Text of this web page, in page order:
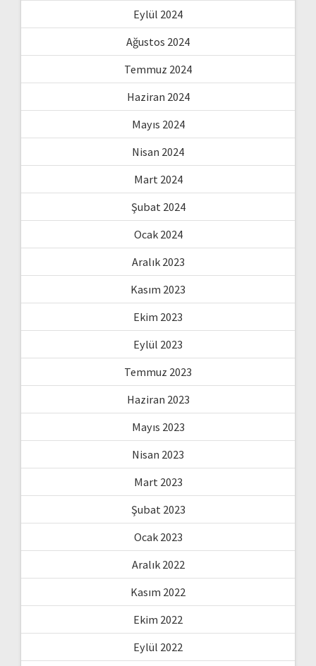
Eylül 2024
Ağustos 2024
Temmuz 2024
Haziran 2024
Mayıs 2024
Nisan 2024
Mart 2024
Şubat 2024
Ocak 2024
Aralık 2023
Kasım 2023
Ekim 2023
Eylül 2023
Temmuz 2023
Haziran 2023
Mayıs 2023
Nisan 2023
Mart 2023
Şubat 2023
Ocak 2023
Aralık 2022
Kasım 2022
Ekim 2022
Eylül 2022